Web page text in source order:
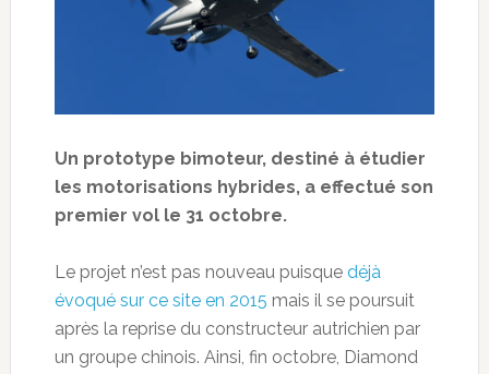
Un prototype bimoteur, destiné à étudier
les motorisations hybrides, a effectué son
premier vol le 31 octobre.
Le projet n’est pas nouveau puisque déjà
évoqué sur ce site en 2015 mais il se poursuit
après la reprise du constructeur autrichien par
un groupe chinois. Ainsi, fin octobre, Diamond